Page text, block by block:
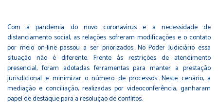
Com a pandemia do novo coronavírus e a necessidade de
distanciamento social, as relações sofreram modificações e o contato
por meio on-line passou a ser priorizados. No Poder Judiciário essa
situação não é diferente. Frente às restrições de atendimento
presencial, foram adotadas ferramentas para manter a prestação
jurisdicional e minimizar o número de processos. Neste cenário, a
mediação e conciliação, realizadas por videoconferência, ganharam
papel de destaque para a resolução de conflitos.